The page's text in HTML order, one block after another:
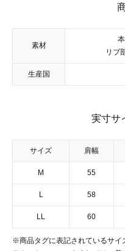
素材
リブ
生産国
実寸サ
サイズ 肩幅
M 55
L 58
LL 60
※商品タグに表記されているサイ